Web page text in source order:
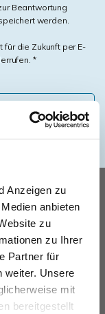
Anzeigen zu
anbieten
zu
zu Ihrer
Partner für
weiter. Unsere
mit
bereitgestellt
Beantwortung
werden.
für die Zukunft per E-
*
&